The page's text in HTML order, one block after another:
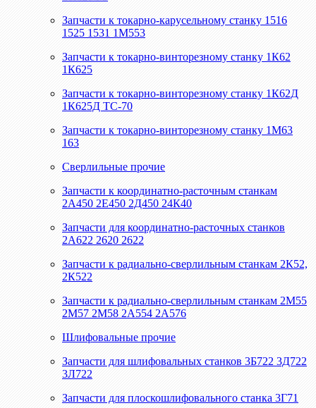
Запчасти к токарно-карусельному станку 1516
1525 1531 1М553
Запчасти к токарно-винторезному станку 1К62
1К625
Запчасти к токарно-винторезному станку 1К62Д
1К625Д ТС-70
Запчасти к токарно-винторезному станку 1М63
163
Сверлильные прочие
Запчасти к координатно-расточным станкам
2А450 2Е450 2Д450 24К40
Запчасти для координатно-расточных станков
2А622 2620 2622
Запчасти к радиально-сверлильным станкам 2К52,
2К522
Запчасти к радиально-сверлильным станкам 2М55
2М57 2М58 2А554 2А576
Шлифовальные прочие
Запчасти для шлифовальных станков 3Б722 3Д722
3Л722
Запчасти для плоскошлифовального станка 3Г71